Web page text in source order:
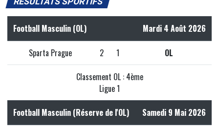
Football Masculin (OL) Mardi 4 Août 2026
Sparta Prague 2 1 OL
Classement OL : 4ème
Ligue 1
Football Masculin (Réserve de l'OL) Samedi 9 Mai 2026